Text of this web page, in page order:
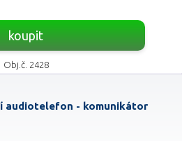
koupit
Obj.č. 2428
audiotelefon - komunikátor